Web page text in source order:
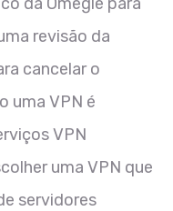
revisão da
cancelar o
uma VPN é
VPN
uma VPN⁤ que
servidores